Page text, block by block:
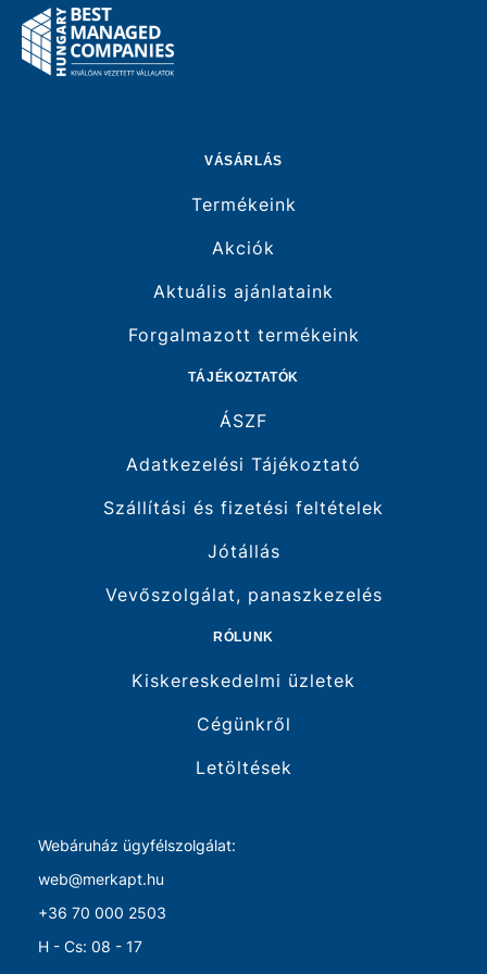
VÁSÁRLÁS
Termékeink
Akciók
Aktuális ajánlataink
Forgalmazott termékeink
TÁJÉKOZTATÓK
ÁSZF
Adatkezelési Tájékoztató
Szállítási és fizetési feltételek
Jótállás
Vevőszolgálat, panaszkezelés
RÓLUNK
Kiskereskedelmi üzletek
Cégünkről
Letöltések
Webáruház ügyfélszolgálat:
web@merkapt.hu
+36 70 000 2503
H - Cs: 08 - 17